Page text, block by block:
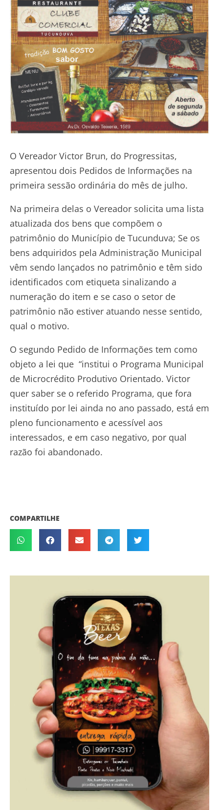
O Vereador Victor Brun, do Progressitas,
apresentou dois Pedidos de Informações na
primeira sessão ordinária do mês de julho.
Na primeira delas o Vereador solicita uma lista
atualizada dos bens que compõem o
patrimônio do Município de Tucunduva; Se os
bens adquiridos pela Administração Municipal
vêm sendo lançados no patrimônio e têm sido
identificados com etiqueta sinalizando a
numeração do item e se caso o setor de
patrimônio não estiver atuando nesse sentido,
qual o motivo.
O segundo Pedido de Informações tem como
objeto a lei que “institui o Programa Municipal
de Microcrédito Produtivo Orientado. Victor
quer saber se o referido Programa, que fora
instituído por lei ainda no ano passado, está em
pleno funcionamento e acessível aos
interessados, e em caso negativo, por qual
razão foi abandonado.
COMPARTILHE